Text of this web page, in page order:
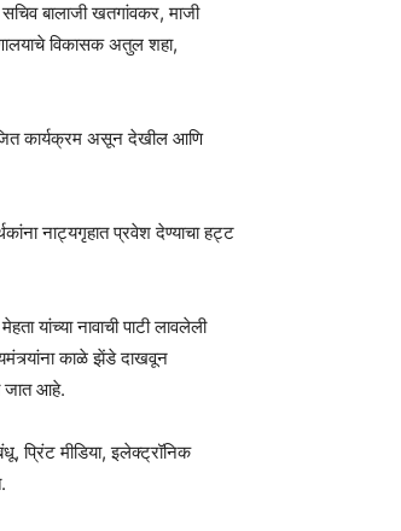
बालाजी खतगांवकर, माजी
विकासक अतुल शहा,
कार्यक्रम असून देखील आणि
नाट्यगृहात प्रवेश देण्याचा हट्ट
यांच्या नावाची पाटी लावलेली
काळे झेंडे दाखवून
जात आहे.
प्रिंट मीडिया, इलेक्ट्रॉनिक